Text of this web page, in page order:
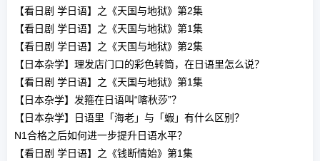
【看日剧 学日语】之《天国与地狱》第2集
【看日剧 学日语】之《天国与地狱》第1集
【看日剧 学日语】之《天国与地狱》第2集
【日本杂学】理发店门口的彩色转筒，在日语里怎么说？
【看日剧 学日语】之《天国与地狱》第1集
【日本杂学】发箍在日语叫“喀秋莎”？
【日本杂学】日语里「海老」与「蝦」有什么区别？
N1合格之后如何进一步提升日语水平？
【看日剧 学日语】之《钱断情始》第1集